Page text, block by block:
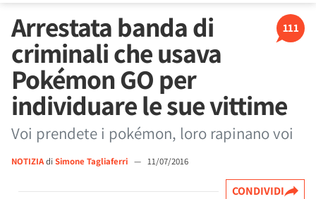
111
Arrestata banda di
criminali che usava
Pokémon GO per
individuare le sue vittime
Voi prendete i pokémon, loro rapinano voi
NOTIZIAdi Simone Tagliaferri — 11/07/2016
CONDIVIDI